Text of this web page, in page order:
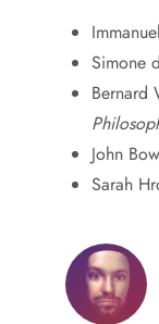
Simone
Bernard
John
Sarah